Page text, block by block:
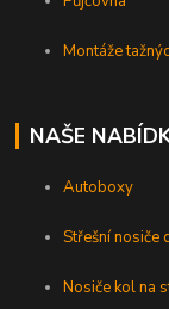
Montáže
NAŠE
Autoboxy
Střešní nosiče
Nosiče kol na